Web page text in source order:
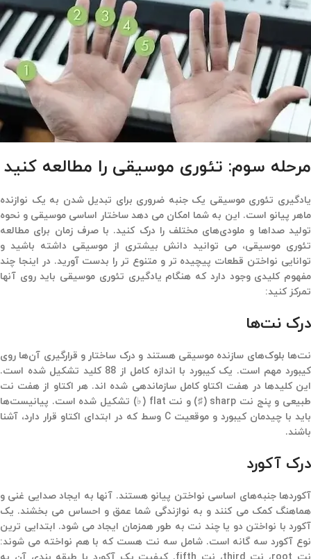
مرحله سوم: تئوری موسیقی را مطالعه کنید
یادگیری تئوری موسیقی یک جنبه ضروری برای تبدیل شدن به یک نوازنده
ماهر پیانو است. این به شما امکان می دهد ساختار اساسی موسیقی و نحوه
تولید صداها و ملودی‌های مختلف را درک کنید. با صرف زمان برای مطالعه
تئوری موسیقی، می توانید دانش بیشتری از موسیقی داشته باشید و
توانایی نواختن قطعات پیچیده تر و متنوع تر را بدست آورید. در اینجا چند
مفهوم کلیدی وجود دارد که هنگام یادگیری تئوری موسیقی باید روی آنها
تمرکز کنید:
درک نت‌ها
نت‌ها بلوک‌های سازنده موسیقی هستند و درک ساختار و قرارگیری آن‌ها روی
کیبورد مهم است. یک کیبورد با اندازه کامل از 88 کلید تشکیل شده است.
این کلیدها در هفت اکتاو کامل سازماندهی شده اند. هر اکتاو از هفت نت
طبیعی و پنج نت sharp (♯) و نت flat (♭) تشکیل شده است. پیانیست‌ها
باید با چیدمان کیبورد و موقعیت C وسط که در ابتدای اکتاو قرار دارد، آشنا
باشند.
درک آکورد
آکوردها جنبه‌های اساسی نواختن پیانو هستند. آنها به ایجاد صدایی غنی و
هماهنگ کمک می کنند و به نوازندگی شما عمق و احساس می بخشند. یک
آکورد با نواختن دو یا چند نت به طور همزمان ایجاد می شود. ابتدایی ترین
نوع آکورد سه گانه است. شامل سه نت هست که با هم نواخته می شوند: